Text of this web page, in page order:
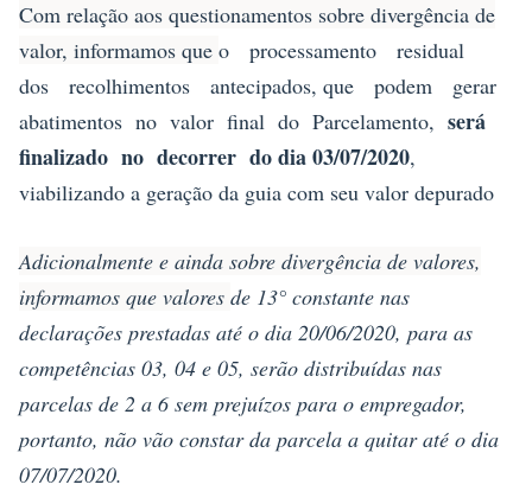
Com relação aos questionamentos sobre divergência de
valor, informamos que o processamento residual
dos recolhimentos antecipados, que podem gerar
abatimentos no valor final do Parcelamento, será
finalizado no decorrer dodia03/07/2020,
viabilizando a geração da guia com seu valor depurado
Adicionalmente e ainda sobre divergência de valores,
informamos que valores de 13° constante nas
declarações prestadas até o dia 20/06/2020, para as
competências 03, 04 e 05, serão distribuídas nas
parcelas de 2 a 6 sem prejuízos para o empregador,
portanto, não vão constar da parcela a quitar até o dia
07/07/2020.